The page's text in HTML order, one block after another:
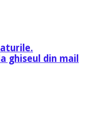
ghiseul din mail